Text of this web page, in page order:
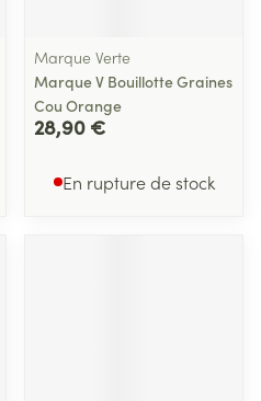
Marque Verte
Marque V Bouillotte Graines
Cou Orange
28,90 €
En rupture de stock